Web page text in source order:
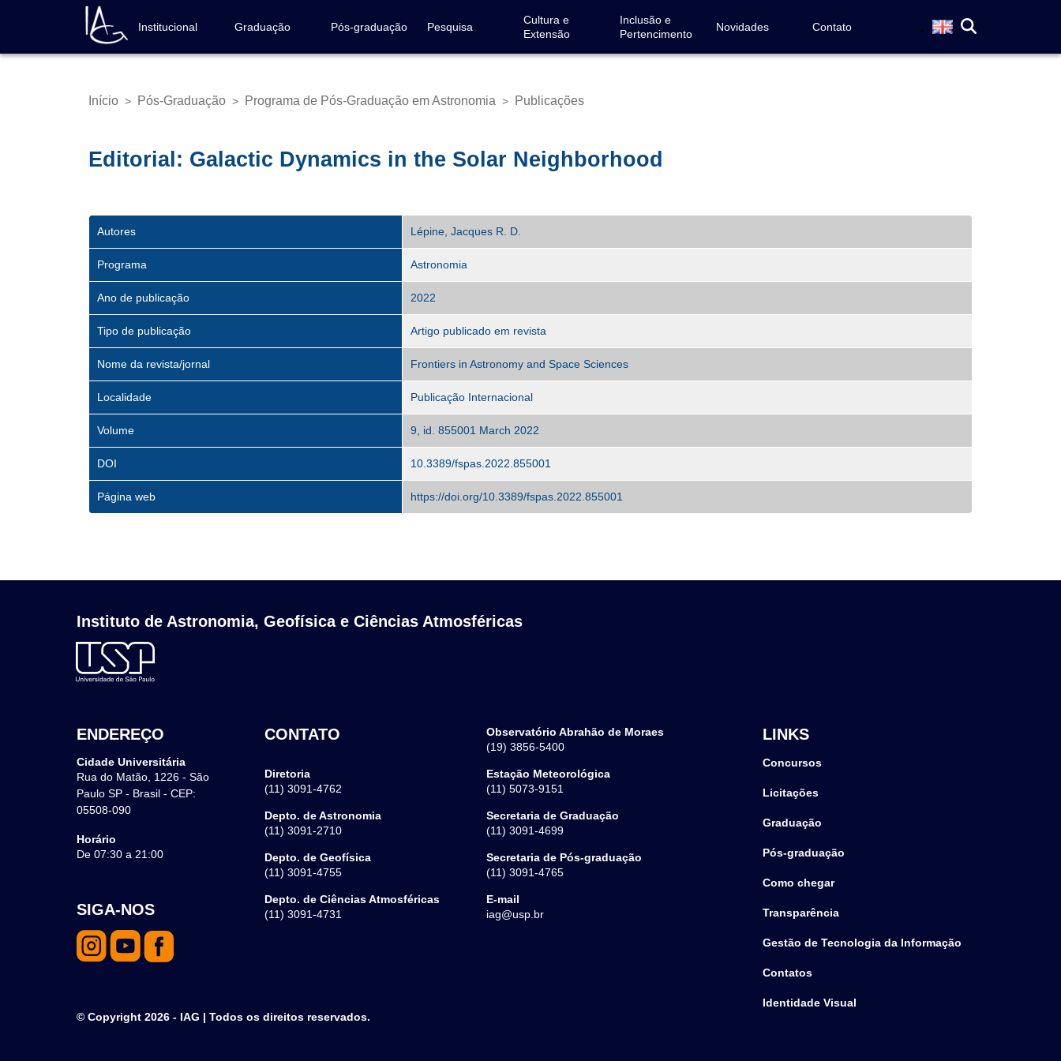
conteúdo
Navegação
principal
Institucional Graduação Pós-graduação Pesquisa
Cultura e
Extensão
Inclusão e
Pertencimento
Novidades Contato
Trilha
Início > Pós-Graduação > Programa de Pós-Graduação em Astronomia > Publicações
Editorial: Galactic Dynamics in the Solar Neighborhood
Autores Lépine, Jacques R. D.
Programa Astronomia
Ano de publicação 2022
Tipo de publicação Artigo publicado em revista
Nome da revista/jornal Frontiers in Astronomy and Space Sciences
Localidade Publicação Internacional
Volume 9, id. 855001 March 2022
DOI 10.3389/fspas.2022.855001
Página web https://doi.org/10.3389/fspas.2022.855001
Instituto de Astronomia, Geofísica e Ciências Atmosféricas
ENDEREÇO
Cidade Universitária
Rua do Matão, 1226 - São
Paulo SP - Brasil - CEP:
05508-090
Horário
De 07:30 a 21:00
CONTATO
Diretoria
(11) 3091-4762
Depto. de Astronomia
(11) 3091-2710
Depto. de Geofísica
(11) 3091-4755
Depto. de Ciências Atmosféricas
(11) 3091-4731
Observatório Abrahão de Moraes
(19) 3856-5400
Estação Meteorológica
(11) 5073-9151
Secretaria de Graduação
(11) 3091-4699
Secretaria de Pós-graduação
(11) 3091-4765
E-mail
iag@usp.br
LINKS
Concursos
Licitações
Graduação
Pós-graduação
Como chegar
Transparência
Gestão de Tecnologia da Informação
Contatos
Identidade Visual
SIGA-NOS
© Copyright 2026 - IAG | Todos os direitos reservados.